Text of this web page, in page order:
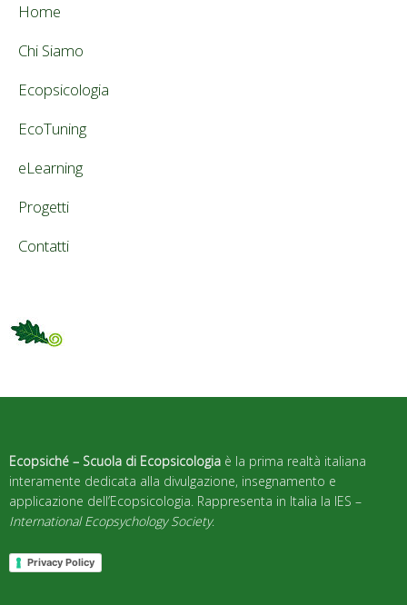
Home
Chi Siamo
Ecopsicologia
EcoTuning
eLearning
Progetti
Contatti
Ecopsiché – Scuola di Ecopsicologia è la prima realtà italiana
interamente dedicata alla divulgazione, insegnamento e
applicazione dell’Ecopsicologia. Rappresenta in Italia la IES –
International Ecopsychology Society.
Privacy Policy